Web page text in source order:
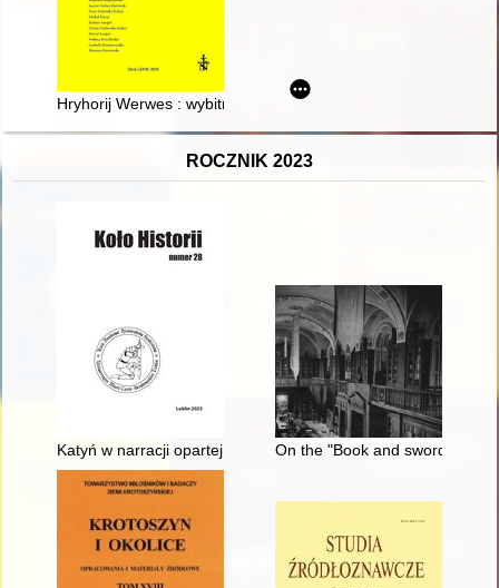
Hryhorij Werwes : wybitny ukraiński polonista drugiej połowy
ROCZNIK 2023
Katyń w narracji opartej na wspomnieniach świadków :
On the "Book and sword"